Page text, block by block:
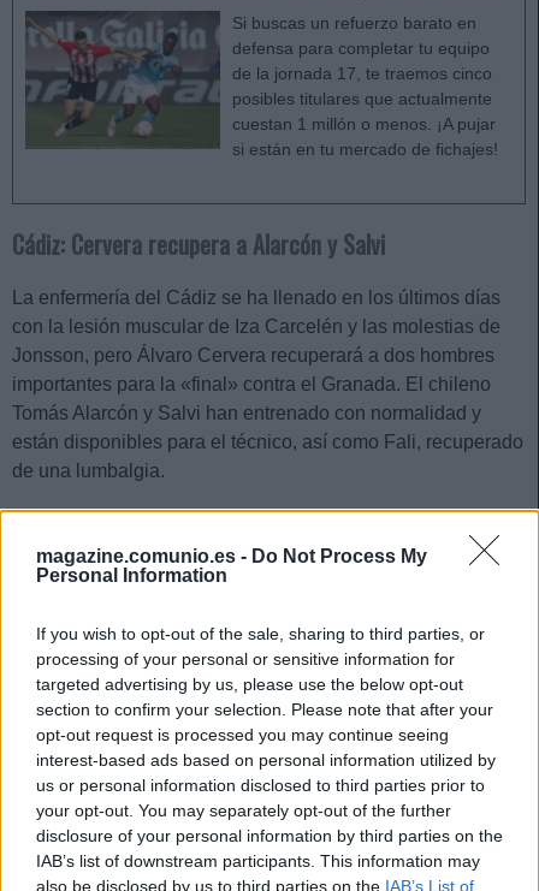
magazine.comunio.es - Do Not Process My
Personal Information
If you wish to opt-out of the sale, sharing to third parties, or
processing of your personal or sensitive information for
targeted advertising by us, please use the below opt-out
section to confirm your selection. Please note that after your
opt-out request is processed you may continue seeing
interest-based ads based on personal information utilized by
us or personal information disclosed to third parties prior to
your opt-out. You may separately opt-out of the further
disclosure of your personal information by third parties on the
IAB’s list of downstream participants. This information may
also be disclosed by us to third parties on the IAB’s List of
Si buscas un refuerzo barato en
defensa para completar tu equipo
de la jornada 17, te traemos cinco
posibles titulares que actualmente
cuestan 1 millón o menos. ¡A pujar
si están en tu mercado de fichajes!
Cádiz: Cervera recupera a Alarcón y Salvi
La enfermería del Cádiz se ha llenado en los últimos días
con la lesión muscular de Iza Carcelén y las molestias de
Jonsson, pero Álvaro Cervera recuperará a dos hombres
importantes para la «final» contra el Granada. El chileno
Tomás Alarcón y Salvi han entrenado con normalidad y
están disponibles para el técnico, así como Fali, recuperado
de una lumbalgia.
Celta: Galhardo, recuperado
‘Chacho’ Coudet ha repasado la actualidad del equipo
Mallorca y ha confirmado que el delantero Thiago Galhardo
está recuperado. Sin embargo, Hugo Mallo «será casi
seguro baja», según palabras del técnico. Iago Aspas no
podrá jugar el partido por sanción y Brais se postula como
su sustituto en el ataque.
Elche: Mojica, baja de última hora
Johan Mojica no estará en el Valencia-Elche por una
pequeña lesión que sufrió el pasado martes. Pastore y